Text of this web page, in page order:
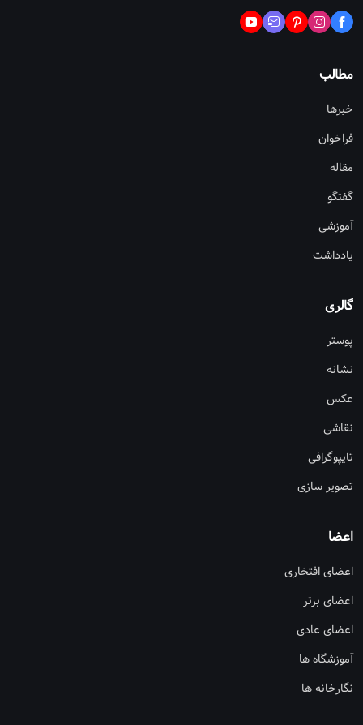
مطالب
خبرها
فراخوان
مقاله
گفتگو
آموزشی
یادداشت
گالری
پوستر
نشانه
عکس
نقاشی
تایپوگرافی
تصویر سازی
اعضا
اعضای افتخاری
اعضای برتر
اعضای عادی
آموزشگاه ها
نگارخانه ها